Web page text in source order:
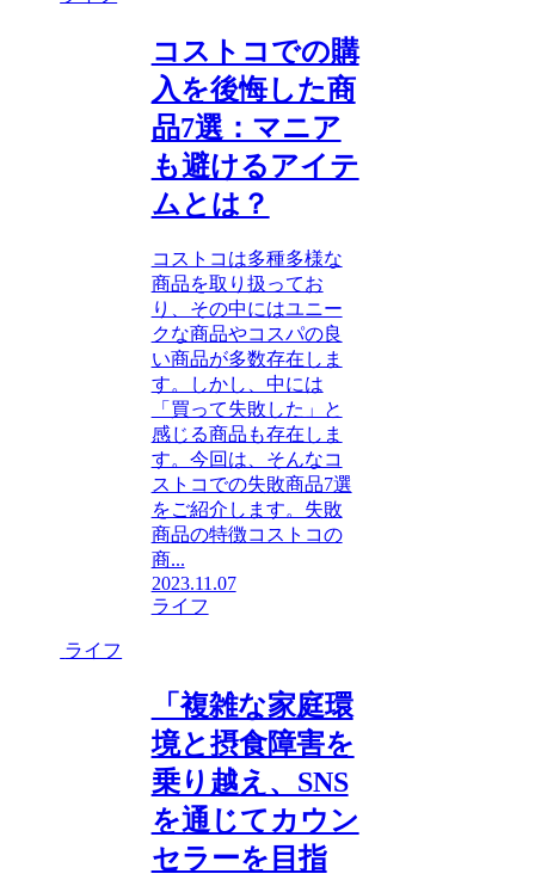
コストコでの購
入を後悔した商
品7選：マニア
も避けるアイテ
ムとは？
コストコは多種多様な
商品を取り扱ってお
り、その中にはユニー
クな商品やコスパの良
い商品が多数存在しま
す。しかし、中には
「買って失敗した」と
感じる商品も存在しま
す。今回は、そんなコ
ストコでの失敗商品7選
をご紹介します。失敗
商品の特徴コストコの
商...
2023.11.07
ライフ
ライフ
「複雑な家庭環
境と摂食障害を
乗り越え、SNS
を通じてカウン
セラーを目指